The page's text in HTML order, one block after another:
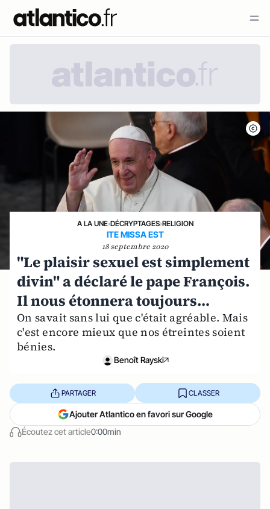
A LA UNE›DÉCRYPTAGES›RELIGION
ITE MISSA EST
18 septembre 2020
"Le plaisir sexuel est simplement
divin" a déclaré le pape François.
Il nous étonnera toujours…
On savait sans lui que c'était agréable. Mais
c'est encore mieux que nos étreintes soient
bénies.
Benoît Rayski
Écoutez cet article0:00min
PARTAGER CLASSER
Ajouter Atlantico en favori sur Google